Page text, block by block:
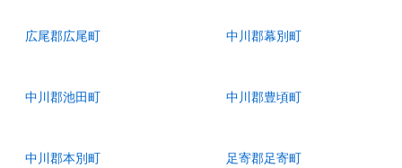
広尾郡広尾町 中川郡幕別町
中川郡池田町 中川郡豊頃町
中川郡本別町 足寄郡足寄町